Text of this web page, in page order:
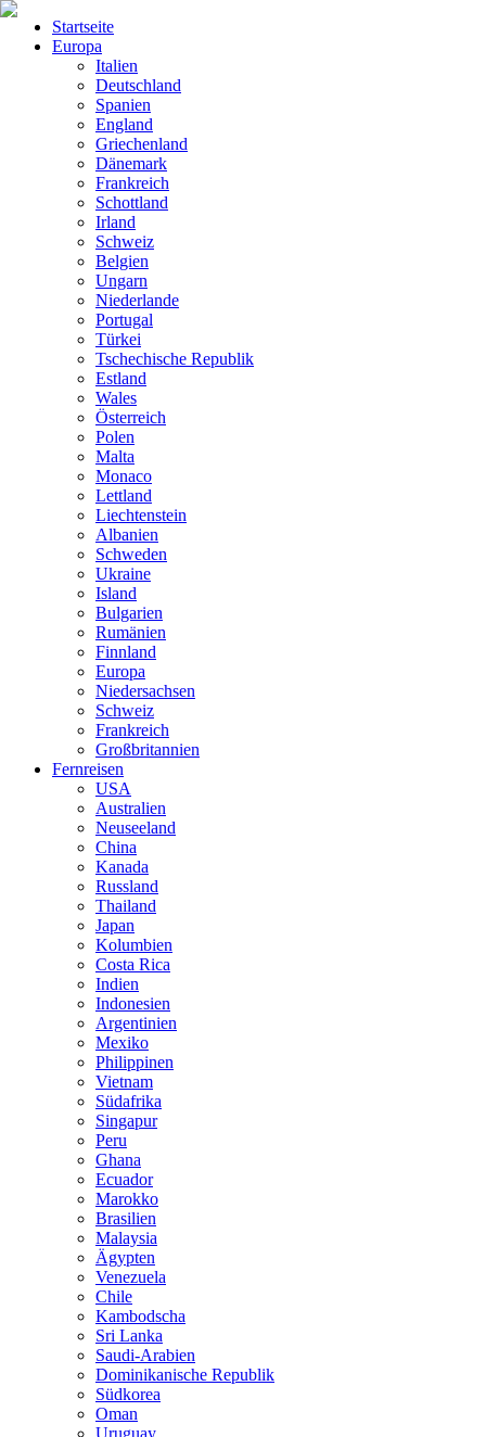
Startseite
Europa
Italien
Deutschland
Spanien
England
Griechenland
Dänemark
Frankreich
Schottland
Irland
Schweiz
Belgien
Ungarn
Niederlande
Portugal
Türkei
Tschechische Republik
Estland
Wales
Österreich
Polen
Malta
Monaco
Lettland
Liechtenstein
Albanien
Schweden
Ukraine
Island
Bulgarien
Rumänien
Finnland
Europa
Niedersachsen
Schweiz
Frankreich
Großbritannien
Fernreisen
USA
Australien
Neuseeland
China
Kanada
Russland
Thailand
Japan
Kolumbien
Costa Rica
Indien
Indonesien
Argentinien
Mexiko
Philippinen
Vietnam
Südafrika
Singapur
Peru
Ghana
Ecuador
Marokko
Brasilien
Malaysia
Ägypten
Venezuela
Chile
Kambodscha
Sri Lanka
Saudi-Arabien
Dominikanische Republik
Südkorea
Oman
Uruguay